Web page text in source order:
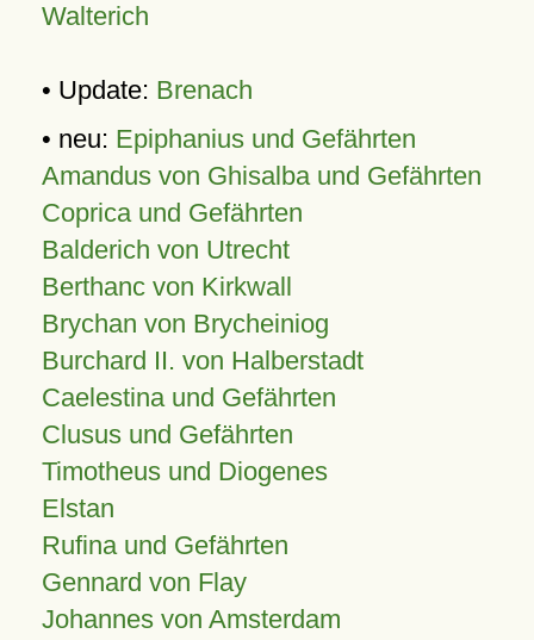
Walterich
• Update: Brenach
• neu: Epiphanius und Gefährten
Amandus von Ghisalba und Gefährten
Coprica und Gefährten
Balderich von Utrecht
Berthanc von Kirkwall
Brychan von Brycheiniog
Burchard II. von Halberstadt
Caelestina und Gefährten
Clusus und Gefährten
Timotheus und Diogenes
Elstan
Rufina und Gefährten
Gennard von Flay
Johannes von Amsterdam